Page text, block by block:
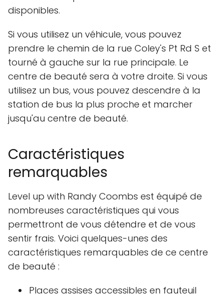
disponibles.
Si vous utilisez un véhicule, vous pouvez
prendre le chemin de la rue Coley's Pt Rd S et
tourné à gauche sur la rue principale. Le
centre de beauté sera à votre droite. Si vous
utilisez un bus, vous pouvez descendre à la
station de bus la plus proche et marcher
jusqu'au centre de beauté.
Caractéristiques
remarquables
Level up with Randy Coombs est équipé de
nombreuses caractéristiques qui vous
permettront de vous détendre et de vous
sentir frais. Voici quelques-unes des
caractéristiques remarquables de ce centre
de beauté :
Places assises accessibles en fauteuil